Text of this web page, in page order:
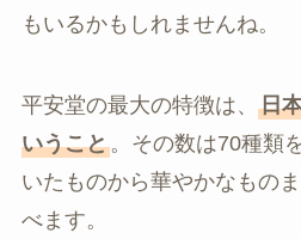
もいるかもしれませんね。
平安堂の最大の特徴は、 日
いうこと。その数は70種類
いたものから華やかなもの
べます。